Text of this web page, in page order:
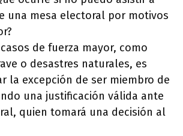
una mesa electoral por motivos
de fuerza mayor, como
o desastres naturales, es
la excepción de ser miembro de
una justificación válida ante
quien tomará una decisión al